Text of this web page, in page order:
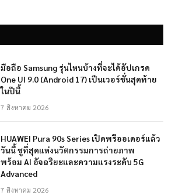
มือถือ Samsung รุ่นไหนบ้างที่จะได้อัปเกรด
One UI 9.0 (Android 17) เป็นเวอร์ชั่นสุดท้าย
ในปีนี้
7 สิงหาคม 2026
HUAWEI Pura 90s Series เปิดพรีออเดอร์แล้ว
วันนี้ ชูที่สุดแห่งนวัตกรรมการถ่ายภาพ
พร้อม AI อัจฉริยะและความแรงระดับ 5G
Advanced
7 สิงหาคม 2026